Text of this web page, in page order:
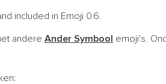
included in Emoji 0.6.
andere Ander Symbool emoji's.